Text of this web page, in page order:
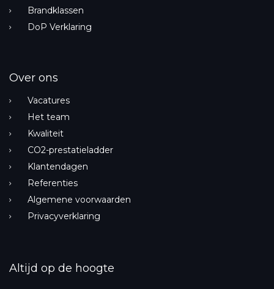
Brandklassen
DoP Verklaring
Over ons
Vacatures
Het team
Kwaliteit
CO2-prestatieladder
Klantendagen
Referenties
Algemene voorwaarden
Privacyverklaring
Altijd op de hoogte